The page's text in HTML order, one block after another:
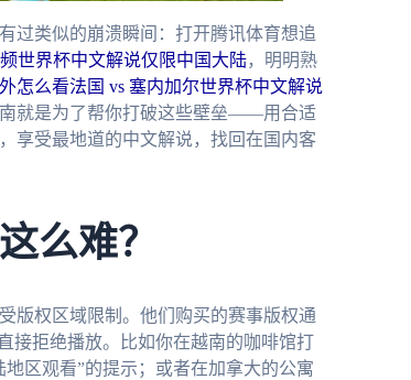
过类似的崩溃瞬间：打开腾讯体育想追
世界杯中文解说仅限中国大陆，明明熟
怎么看法国 vs 塞内加尔世界杯中文解说
就是为了帮你打破这些壁垒——用合适
享受最地道的中文解说，找回在国内客
么难？
版权区域限制。他们购买的赛事版权通
拒绝播放。比如你在越南的咖啡馆打
区观看”的提示；或者在加拿大的公寓